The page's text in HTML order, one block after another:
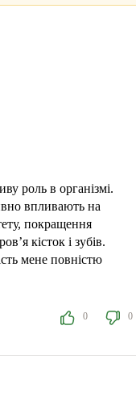
роль в організмі.
впливають на
покращення
кісток і зубів.
мене повністю
0 0